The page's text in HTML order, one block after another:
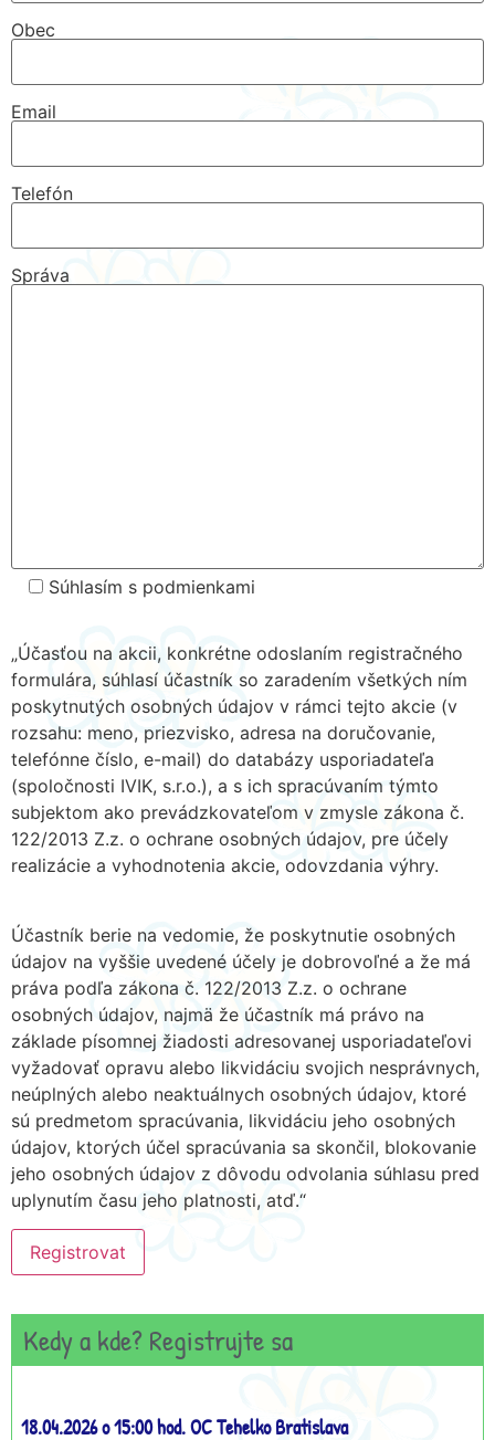
Obec
Email
Telefón
Správa
Súhlasím s podmienkami
„Účasťou na akcii, konkrétne odoslaním registračného
formulára, súhlasí účastník so zaradením všetkých ním
poskytnutých osobných údajov v rámci tejto akcie (v
rozsahu: meno, priezvisko, adresa na doručovanie,
telefónne číslo, e-mail) do databázy usporiadateľa
(spoločnosti IVIK, s.r.o.), a s ich spracúvaním týmto
subjektom ako prevádzkovateľom v zmysle zákona č.
122/2013 Z.z. o ochrane osobných údajov, pre účely
realizácie a vyhodnotenia akcie, odovzdania výhry.
Účastník berie na vedomie, že poskytnutie osobných
údajov na vyššie uvedené účely je dobrovoľné a že má
práva podľa zákona č. 122/2013 Z.z. o ochrane
osobných údajov, najmä že účastník má právo na
základe písomnej žiadosti adresovanej usporiadateľovi
vyžadovať opravu alebo likvidáciu svojich nesprávnych,
neúplných alebo neaktuálnych osobných údajov, ktoré
sú predmetom spracúvania, likvidáciu jeho osobných
údajov, ktorých účel spracúvania sa skončil, blokovanie
jeho osobných údajov z dôvodu odvolania súhlasu pred
uplynutím času jeho platnosti, atď.“
Kedy a kde? Registrujte sa
18.04.2026 o 15:00 hod. OC Tehelko Bratislava